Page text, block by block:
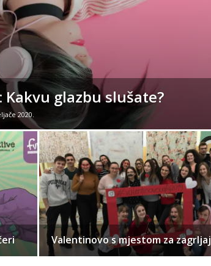
Kakvu glazbu slušate?
2020.
Valentinovo s mjestom za zagrljaj